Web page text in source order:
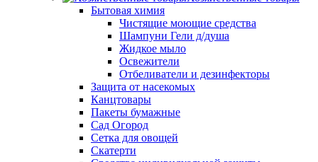
Бытовая химия
Чистящие моющие средства
Шампуни Гели д/душа
Жидкое мыло
Освежители
Отбеливатели и дезинфекторы
Защита от насекомых
Канцтовары
Пакеты бумажные
Сад Огород
Сетка для овощей
Скатерти